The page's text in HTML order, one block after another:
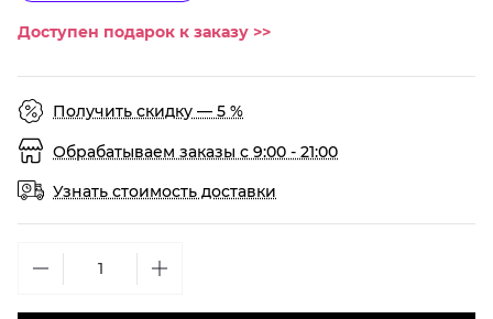
Доступен подарок к заказу >>
Получить скидку — 5 %
Обрабатываем заказы с 9:00 - 21:00
Узнать стоимость доставки